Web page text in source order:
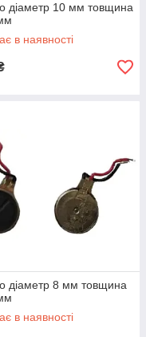
діаметр 10 мм товщина
в наявності
діаметр 8 мм товщина
в наявності